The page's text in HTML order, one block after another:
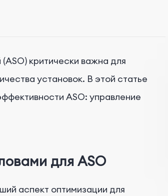
критически важна для
установок. В этой статье
ASO: управление
для ASO
аспект оптимизации для